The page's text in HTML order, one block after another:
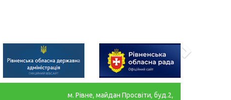
м. Рівне, майдан Просвіти, буд.2,